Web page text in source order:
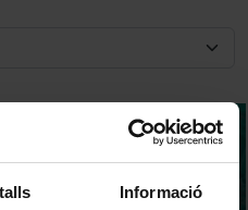
Informació